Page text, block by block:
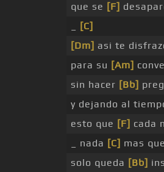
que se [F]
[C]
[Dm] asi te
para su [Am]
sin hacer [Bb]
y dejando al
esto que [F] cada
_ nada [C] mas
solo queda [Bb]